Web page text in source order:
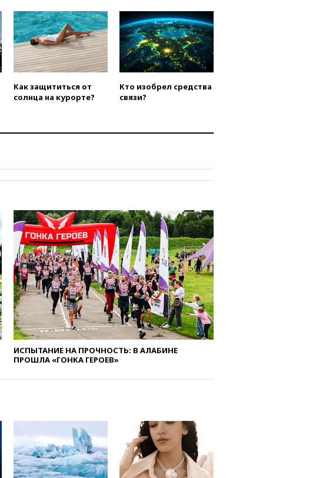
вчера, 22:15Три человека
получили ножевые ранения
при нападении в Чехии
вчера, 22:00Путин поручил
выделить средства на новые
РЛС для Белгородской
области
вчера, 21:56 The Atlantic: Маск
атак вглубь РФ
официальный отказ в визах от
Хорватии
вчера, 21:15Пентагон
опубликовал 16 новых видео с
НЛО
вчера, 21:00На границе
Украины с Польшей скопилось
свыше 6,5 тысячи грузовиков
вчера, 20:53Швыдкой:
«Интервидение» точно
пройдет в 2026 году
вчера, 20:45
беспилотников над Россией
Белгородской области
вчера, 20:30Лидию Невзорову
заочно арестовали по делу о
финансировании
экстремизма
Как защититься от
солнца на курорте?
Кто изобрел средства
связи?
ИСПЫТАНИЕ НА ПРОЧНОСТЬ: В АЛАБИНЕ
ПРОШЛА «ГОНКА ГЕРОЕВ»